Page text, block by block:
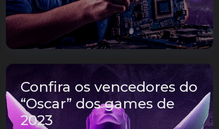
Confira os vencedores do
“Oscar” dos games de
2023